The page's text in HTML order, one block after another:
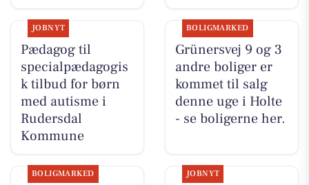
JOBNYT
Pædagog til
specialpædagogis
k tilbud for børn
med autisme i
Rudersdal
Kommune
BOLIGMARKED
Grünersvej 9 og 3
andre boliger er
kommet til salg
denne uge i Holte
- se boligerne her.
BOLIGMARKED JOBNYT